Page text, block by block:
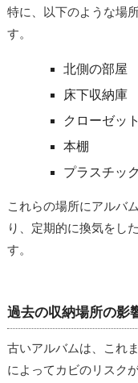
特に、以下のような場
す。
北側の部屋
床下収納庫
クローゼッ
本棚
プラスチッ
これらの場所にアルバ
り、定期的に換気をし
す。
過去の収納場所の影
古いアルバムは、これ
によってカビのリスク